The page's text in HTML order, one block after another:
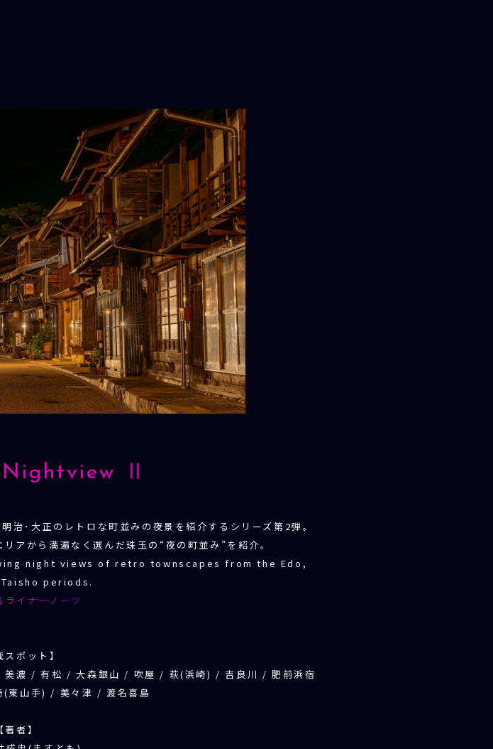
Ⅱ
治･大正のレトロな町並みの夜景を紹介するシリーズ第2弾。
アから満遍なく選んだ珠玉の“夜の町並み”を紹介。
night views of retro townscapes from the Edo,
periods.
ライナーノーツ
スポット】
濃 / 有松 / 大森銀山 / 吹屋 / 萩(浜崎) / 吉良川 / 肥前浜宿
東山手) / 美々津 / 渡名喜島
【著者】